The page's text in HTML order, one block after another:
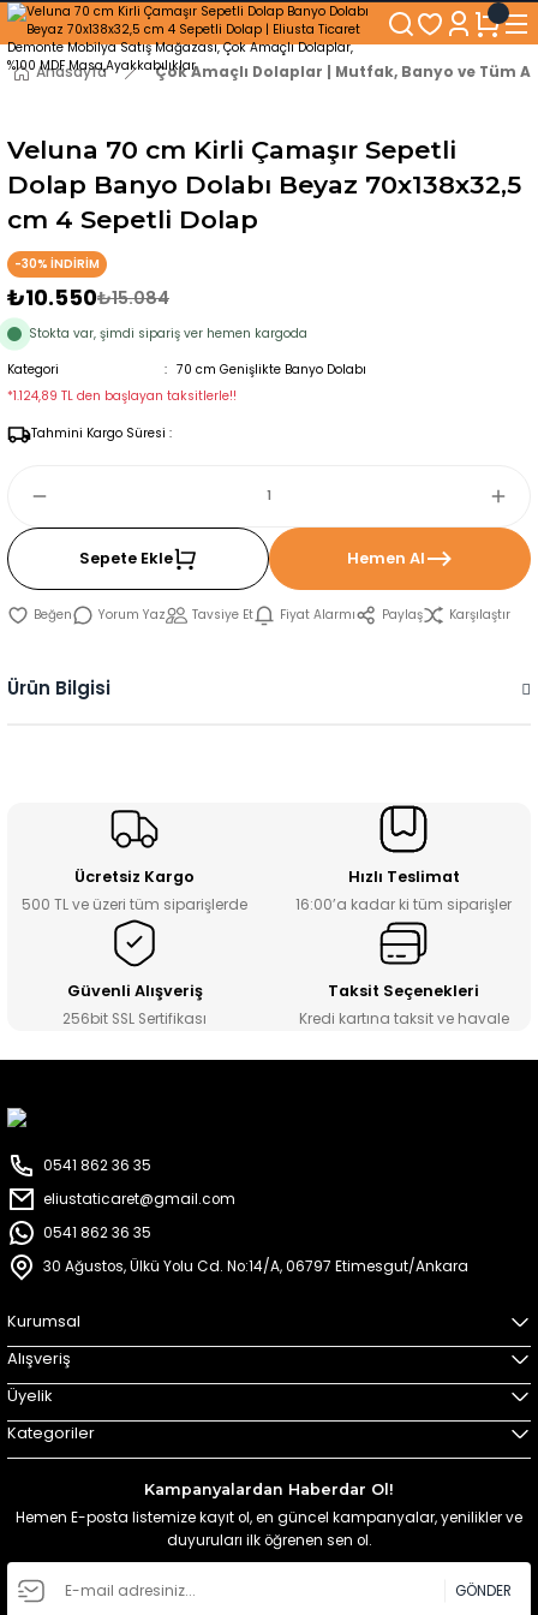
250₺ ve Üzeri Alışverişlerinizde KARGO BEDAVA!
5'er cm Aralıklarla 35 cm'den 100 cm'e kadar Genişliğe Sahip Dolaplar
% 100 Mdf Tekerlekli Masa ile Uzun Ömürlü ve Kolay Kullanım Konforu
Kaliteli hizmet, güvenli alışveriş ve satış sonrası destek
Anasayfa Çok Amaçlı Dolaplar | Mutfak, Banyo ve Tüm
Veluna 70 cm Kirli Çamaşır Sepetli
Dolap Banyo Dolabı Beyaz 70x138x32,5
cm 4 Sepetli Dolap
-30% İNDİRİM
₺10.550₺15.084
Stokta var, şimdi sipariş ver hemen kargoda
Kategori
70 cm Genişlikte Banyo Dolabı
*1.124,89 TL den başlayan taksitlerle!!
Tahmini Kargo Süresi :
Sepete Ekle Hemen Al
Yorum Yaz Tavsiye Et Fiyat Alarmı Paylaş Karşılaştır
Ürün Bilgisi
Ücretsiz Kargo
500 TL ve üzeri tüm siparişlerde
Hızlı Teslimat
16:00’a kadar ki tüm siparişler
Güvenli Alışveriş
256bit SSL Sertifikası
Taksit Seçenekleri
Kredi kartına taksit ve havale
0541 862 36 35
eliustaticaret@gmail.com
0541 862 36 35
30 Ağustos, Ülkü Yolu Cd. No:14/A, 06797 Etimesgut/Ankara
Kurumsal
Alışveriş
Üyelik
Kategoriler
Kampanyalardan Haberdar Ol!
Hemen E-posta listemize kayıt ol, en güncel kampanyalar, yenilikler ve
duyuruları ilk öğrenen sen ol.
GÖNDER